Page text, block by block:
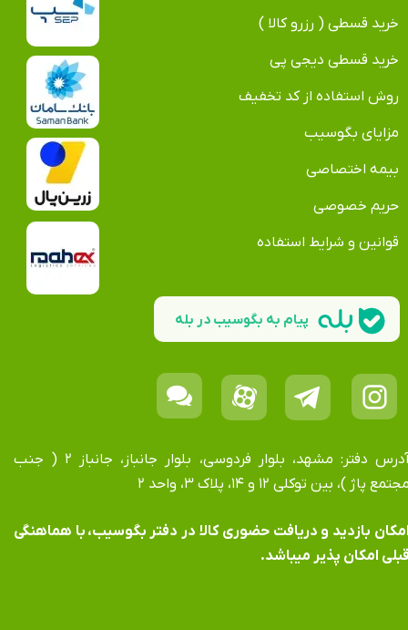
خرید قسطی ( رزرو کالا )
خرید قسطی دیجی پی
روش استفاده از کد تخفیف
مزایای بگوسیب
بیمه اختصاصی
حریم خصوصی
قوانین و شرایط استفاده
آدرس دفتر: مشهد، بلوار فردوسی، بلوار جانباز، جانباز ۲ ( جنب
پاژ )، بین توکلی ۱۲ و ۱۴، پلاک ۳، واحد ۲
بازدید و دریافت حضوری کالا در دفتر بگوسیب، با هماهنگی
امکان پذیر میباشد.
پیام به بگوسیب در بله